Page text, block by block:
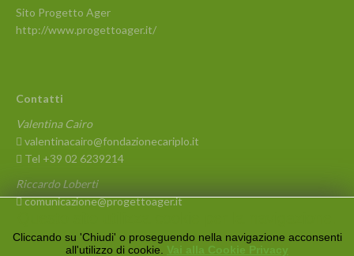
Cliccando su 'Chiudi' o proseguendo nella navigazione acconsenti
all'utilizzo di cookie.
Vai alla Cookie Privacy
Sito Progetto Ager
http://www.progettoager.it/
Contatti
Valentina Cairo
valentinacairo@fondazionecariplo.it
Tel +39 02 6239214
Riccardo Loberti
comunicazione@progettoager.it